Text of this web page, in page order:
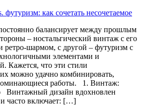
как сочетать несочетаемое
балансирует между прошлым
– ностальгический винтаж с его
ретро-шармом, с другой – футуризм с
элементами и
Кажется, что эти стили
можно удачно комбинировать,
работы. 1. Винтаж:
Винтажный дизайн вдохновлен
часто включает: […]